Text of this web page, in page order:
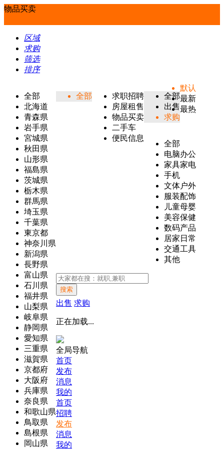
物品买卖
区域
求购
筛选
排序
全部
北海道
青森県
岩手県
宮城県
秋田県
山形県
福島県
茨城県
栃木県
群馬県
埼玉県
千葉県
東京都
神奈川県
新潟県
長野県
富山県
石川県
福井県
山梨県
岐阜県
静岡県
愛知県
三重県
滋賀県
京都府
大阪府
兵庫県
奈良県
和歌山県
鳥取県
島根県
岡山県
全部
求职招聘
房屋租售
物品买卖
二手车
便民信息
全部
出售
求购
全部
电脑办公
家具家电
手机
文体户外
服装配饰
儿童母婴
美容保健
数码产品
居家日常
交通工具
其他
默认
最新
最热
搜索
出售 求购
正在加载...
全局导航
首页
发布
消息
我的
首页
招聘
发布
消息
我的